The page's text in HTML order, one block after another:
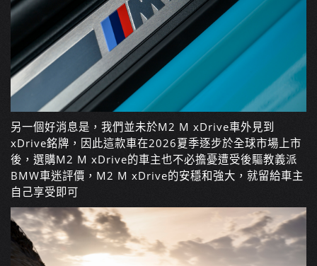
另一個好消息是，我們並未於M2 M xDrive車外見到
xDrive銘牌，因此這款車在2026夏季逐步於全球市場上市
後，選購M2 M xDrive的車主也不必擔憂遭受後驅教義派
BMW車迷評價，M2 M xDrive的安穩和強大，就留給車主
自己享受即可